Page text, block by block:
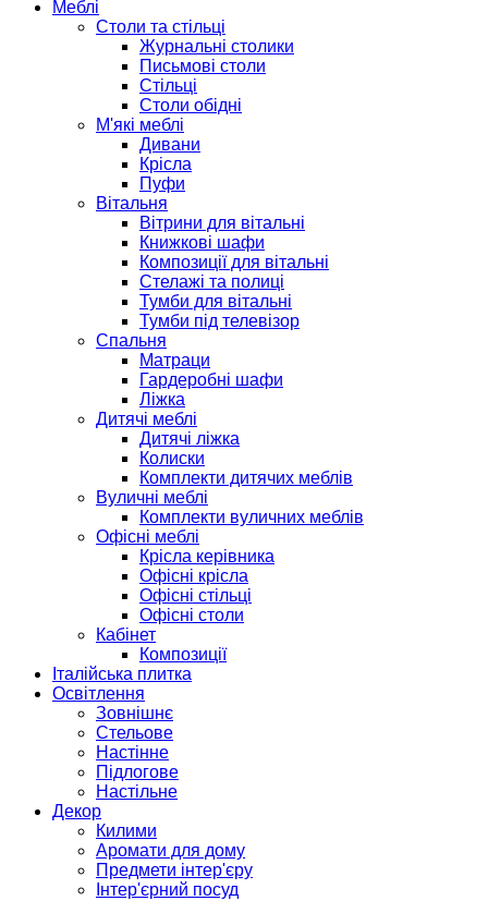
Меблі
Столи та стільці
Журнальні столики
Письмові столи
Стільці
Столи обідні
М'які меблі
Дивани
Крісла
Пуфи
Вітальня
Вітрини для вітальні
Книжкові шафи
Композиції для вітальні
Стелажі та полиці
Тумби для вітальні
Тумби під телевізор
Спальня
Матраци
Гардеробні шафи
Ліжка
Дитячі меблі
Дитячі ліжка
Колиски
Комплекти дитячих меблів
Вуличні меблі
Комплекти вуличних меблів
Офісні меблі
Крісла керівника
Офісні крісла
Офісні стільці
Офісні столи
Кабінет
Композиції
Італійська плитка
Освітлення
Зовнішнє
Стельове
Настінне
Підлогове
Настільне
Декор
Килими
Аромати для дому
Предмети інтер'єру
Інтер'єрний посуд